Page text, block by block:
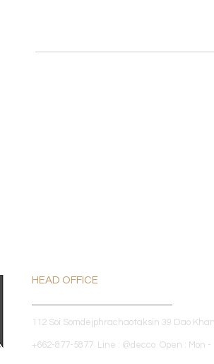
HEAD OFFICE
112 Soi Somdejphrachaotaksin 39 Dao
+662-877-5877 Line : @decco Open : Mon -